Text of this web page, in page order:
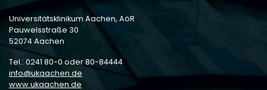
Universitätsklinikum Aachen, AöR
Pauwelsstraße 30
52074 Aachen
Tel.: 0241 80-0 oder 80-84444
info
ukaachen de
www.ukaachen.de